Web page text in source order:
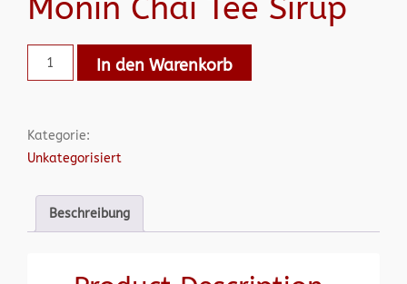
Monin Chai Tee Sirup
In den Warenkorb
Kategorie:
Unkategorisiert
Beschreibung